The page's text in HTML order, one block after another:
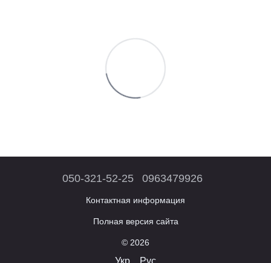
050-321-52-25 0963479926
Контактная информация
Полная версия сайта
© 2026
Укр Рус